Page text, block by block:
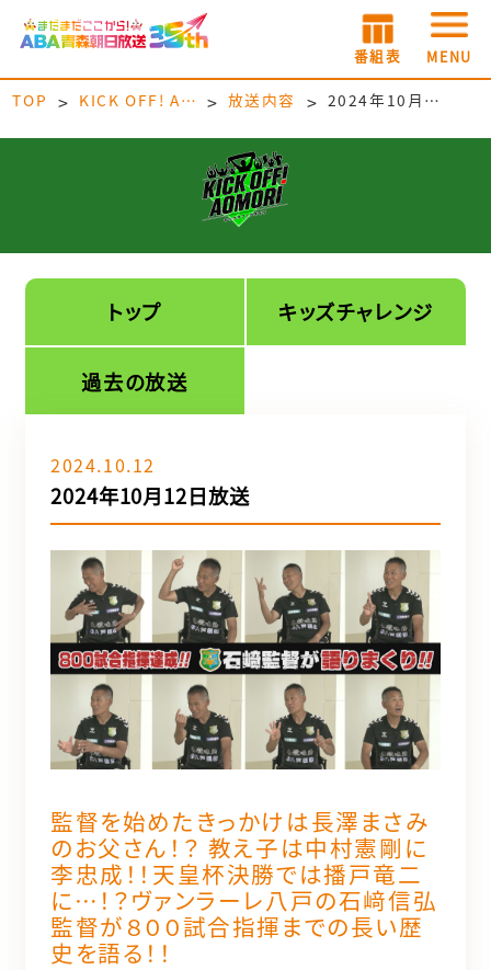
番組表 MENU
TOP KICK OFF! AOMORI 放送内容 2024年10月12日放送
トップ キッズチャレンジ
過去の放送
2024.10.12
2024年10月12日放送
監督を始めたきっかけは長澤まさみ
のお父さん！？ 教え子は中村憲剛に
李忠成！！天皇杯決勝では播戸竜二
に…！？ヴァンラーレ八戸の石﨑信弘
監督が８００試合指揮までの長い歴
史を語る！！